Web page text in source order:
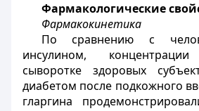
Фармакологические
Фармакокинетика
По сравнению с
инсулином,
сыворотке здоровых
диабетом после подкожного
гларгина